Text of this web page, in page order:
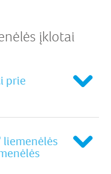
įklotai
prie
liemenėlės